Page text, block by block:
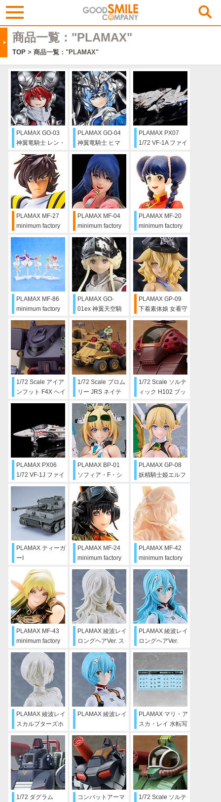
商品一覧："PLAMAX"
TOP > 商品一覧："PLAMAX"
PLAMAX GO-03
神翼竜騎士 レン・
ン
PLAMAX GO-04
神翼竜騎士 ヒマ
PLAMAX PX07
1/72 VF-1A ファイ
ーミリオン小隊
（マクシミリア
ン・ジーナス／柿
崎速雄）
PLAMAX MF-27
minimum factory
PLAMAX MF-04
minimum factory
愛・おぼえていま
すかVer.
PLAMAX MF-20
minimum factory
チャイナドレス
Ver.
PLAMAX MF-86
minimum factory
LAST MISSION イ
メージカラーver.
SET
PLAMAX GO-
01ex 神翼天空騎
スター メッキVer.
PLAMAX GP-09
下着素体娘 女看守
1/72 Scale アイア
ンフット F4X ヘイ
1/72 Scale ブロム
リー JRS ネイテ
官タイプ＆ミサイ
ルポッドタイプ
1/72 Scale ソルテ
ィック H102 ブッ
PLAMAX PX06
1/72 VF-1J ファイ
ーミリオン小隊
（一条輝機）
PLAMAX BP-01
ソフィア・F・シ
PLAMAX GP-08
妖精騎士姫エルフ
PLAMAX ティーガ
ーI
PLAMAX MF-24
minimum factory
PLAMAX MF-42
minimum factory
プエディション
PLAMAX MF-43
minimum factory
PLAMAX 綾波レイ
ロングヘアVer. ス
イト
PLAMAX 綾波レイ
ロングヘアVer.
PLAMAX 綾波レイ
スカルプターズホ
PLAMAX 綾波レイ
PLAMAX マリ・ア
スカ・レイ 水転写
1/72 ダグラム
コンバットアーマ
1/72 Scale ソルテ